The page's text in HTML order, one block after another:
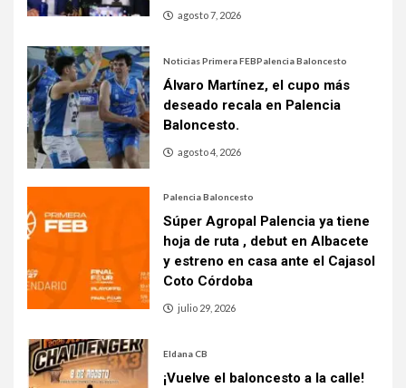
agosto 7, 2026
Noticias Primera FEBPalencia Baloncesto
Álvaro Martínez, el cupo más
deseado recala en Palencia
Baloncesto.
agosto 4, 2026
Palencia Baloncesto
Súper Agropal Palencia ya tiene
hoja de ruta , debut en Albacete
y estreno en casa ante el Cajasol
Coto Córdoba
julio 29, 2026
Eldana CB
¡Vuelve el baloncesto a la calle!